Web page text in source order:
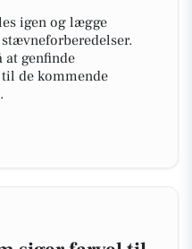
igen og lægge
at genfinde
de kommende